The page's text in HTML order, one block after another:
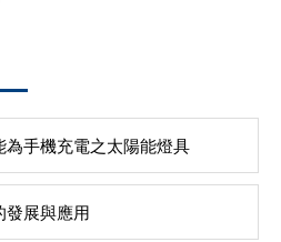
手機充電之太陽能燈具
發展與應用